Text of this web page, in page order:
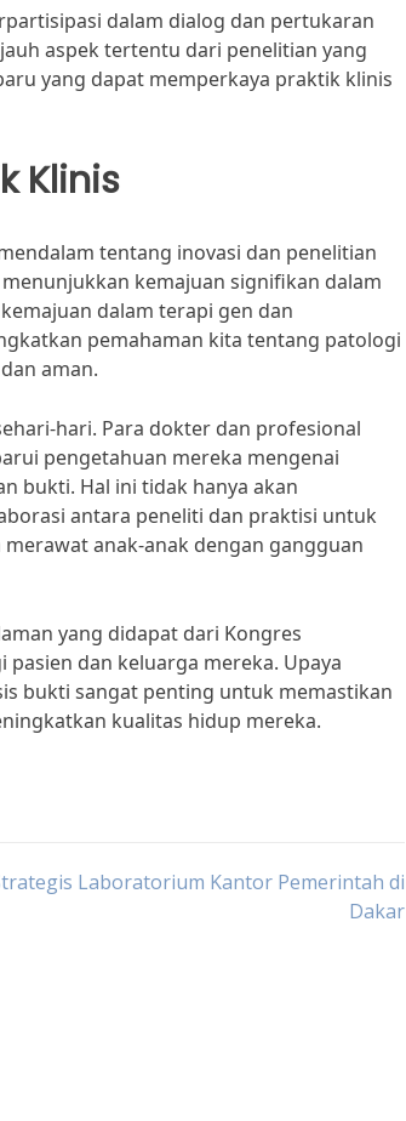
dalam dialog dan pertukaran
aspek tertentu dari penelitian yang
yang dapat memperkaya praktik klinis
Klinis
tentang inovasi dan penelitian
kemajuan signifikan dalam
dalam terapi gen dan
pemahaman kita tentang patologi
aman.
hari. Para dokter dan profesional
pengetahuan mereka mengenai
bukti. Hal ini tidak hanya akan
antara peneliti dan praktisi untuk
anak-anak dengan gangguan
yang didapat dari Kongres
dan keluarga mereka. Upaya
bukti sangat penting untuk memastikan
kualitas hidup mereka.
Laboratorium Kantor Pemerintah di
Dakar